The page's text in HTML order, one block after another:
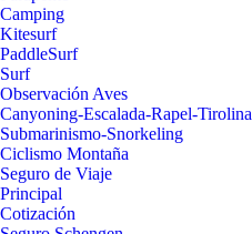
Camping
Kitesurf
PaddleSurf
Surf
Observación Aves
Canyoning-Escalada-Rapel-Tirolina
Submarinismo-Snorkeling
Ciclismo Montaña
Seguro de Viaje
Principal
Cotización